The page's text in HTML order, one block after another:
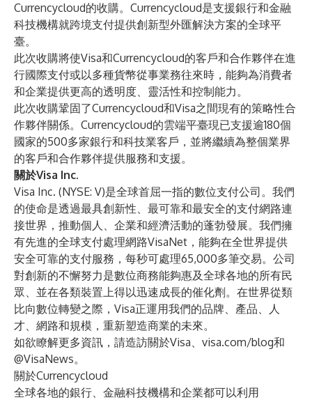
Currencycloud的收購。Currencycloud是支援銀行和金融
科技機構就跨境支付提供創新型外匯解決方案的全球平
臺。
此次收購將使Visa和Currencycloud的客戶和合作夥伴在進
行國際支付或以多種貨幣從事業務往來時，能夠為消費者
和企業提供更高的透明度、靈活性和控制能力。
此次收購鞏固了Currencycloud和Visa之間現有的策略性合
作夥伴關係。Currencycloud的雲端平臺現已支援逾180個
國家的500多家銀行和科技業客戶，並將繼續為整個業界
的客戶和合作夥伴提供服務和支援。
關於Visa Inc.
Visa Inc. (NYSE: V)是全球首屈一指的數位支付公司。我們
的使命是透過最具創新性、最可靠和最安全的支付網路連
接世界，推動個人、企業和經濟活動的蓬勃發展。我們擁
有先進的全球支付處理網路VisaNet，能夠在全世界提供
安全可靠的支付服務，每秒可處理65,000多筆交易。公司
對創新的不懈努力是數位商務能夠惠及全球各地的所有民
眾、並在各類裝置上得以迅速成長的催化劑。在世界從類
比向數位轉變之際，Visa正運用我們的品牌、產品、人
才、網路和規模，重新塑造商業的未來。
如欲瞭解更多資訊，請造訪關於Visa、visa.com/blog和
@VisaNews。
關於Currencycloud
全球各地的銀行、金融科技機構和企業都可以利用